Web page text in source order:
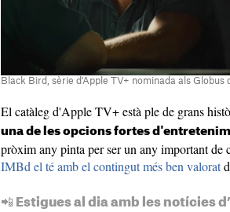
Black Bird, sèrie d'Apple TV+ nominada als Globus
El catàleg d'Apple TV+ està ple de grans
una de les opcions fortes
pròxim any pinta per ser un any important
IMBd el té amb el contingut més ben valorat
📲 Estigues al dia amb les notícies